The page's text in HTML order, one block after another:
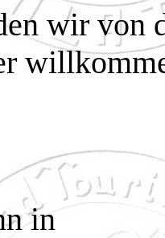
wir von
in